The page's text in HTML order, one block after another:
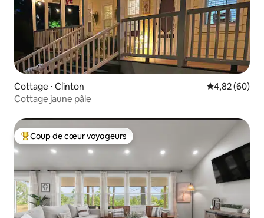
Cottage ⋅ Clinton Évaluation
4,82 (60)
Cottage jaune pâle
Coups de cœur voyageurs les plus appréciés
Coup de cœur voyageurs